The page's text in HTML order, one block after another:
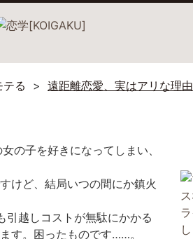
テる 遠距離恋愛、実はアリな理由
の子を好きになってしまい、
けど、結局いつの間にか鎮火
引越しコストが無駄にかかる
す。困ったものです……。